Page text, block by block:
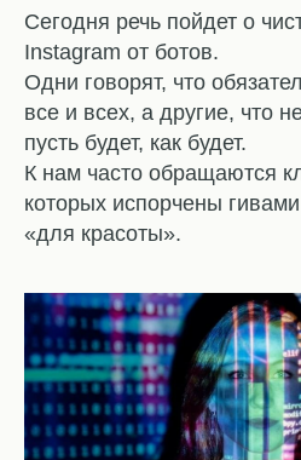
Сегодня речь пойдет о
Instagram от ботов.
Одни говорят, что
все и всех, а другие, что
пусть будет, как будет.
К нам часто обращаются
которых испорчены
«для красоты».